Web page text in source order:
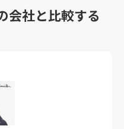
会社と比較する